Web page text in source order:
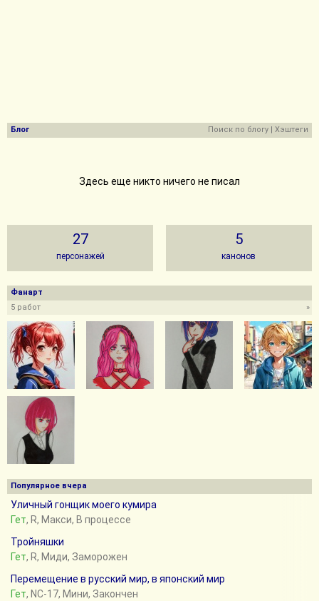
Блог Поиск по блогу Хэштеги
Здесь еще никто ничего не писал
27
персонажей
5
канонов
Фанарт
»
5 работ
Популярное вчера
Уличный гонщик моего кумира
Гет, R, Макси, В процессе
Тройняшки
Гет, R, Миди, Заморожен
Перемещение в русский мир, в японский мир
Гет, NC-17, Мини, Закончен